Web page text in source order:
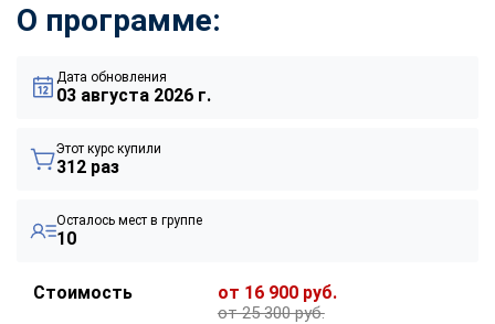
О программе:
Дата обновления
03 августа 2026 г.
Этот курс купили
312 раз
Осталось мест в группе
10
Стоимость от 16 900 руб.
от 25 300 руб.